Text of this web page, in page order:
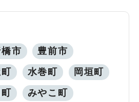
市 豊前市
水巻町 岡垣町
みやこ町